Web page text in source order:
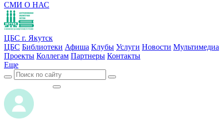
СМИ О НАС
ЦБС г. Якутск
ЦБС Библиотеки Афиша Клубы Услуги Новости Мультимедиа
Проекты Коллегам Партнеры Контакты
Еще